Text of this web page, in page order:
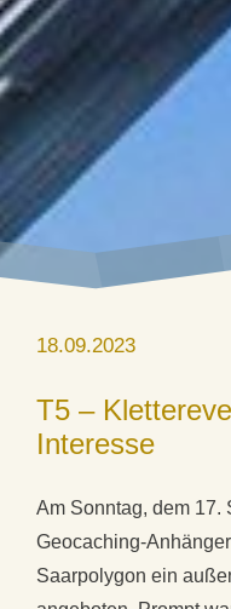
18.09.2023
T5 –
Interesse
Am Sonntag, dem 17.
Geocaching-
Saarpolygon ein